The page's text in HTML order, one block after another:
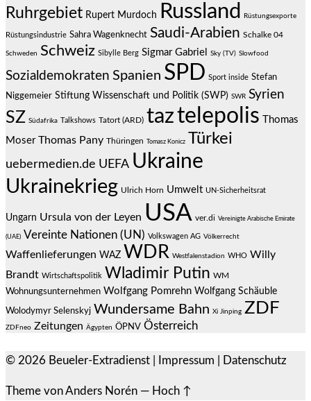
Ruhrgebiet Rupert Murdoch Russland Rüstungsexporte
Rüstungsindustrie Sahra Wagenknecht Saudi-Arabien Schalke 04
Schweden Schweiz Sibylle Berg Sigmar Gabriel Sky (TV) Slowfood
Sozialdemokraten Spanien SPD Sport inside Stefan
Niggemeier Stiftung Wissenschaft und Politik (SWP) SWR Syrien
SZ Südafrika Talkshows Tatort (ARD) taztelepolis
Thomas
Moser Thomas Pany Thüringen Tomasz Konicz Türkei
uebermedien.de UEFA Ukraine
Ukrainekrieg Ulrich Horn Umwelt UN-Sicherheitsrat
Ungarn Ursula von der Leyen USA ver.di Vereinigte Arabische Emirate
(UAE) Vereinte Nationen (UN) Volkswagen AG Völkerrecht
Waffenlieferungen WAZ WDR Westfalenstadion WHO Willy
Brandt Wirtschaftspolitik Wladimir Putin WM
Wohnungsunternehmen Wolfgang Pomrehn Wolfgang Schäuble
Wolodymyr Selenskyj Wundersame Bahn Xi Jinping ZDF
ZDFneo Zeitungen Ägypten ÖPNV Österreich
© 2026 Beueler-Extradienst Impressum Datenschutz
Theme vonAnders Norén — Hoch ↑